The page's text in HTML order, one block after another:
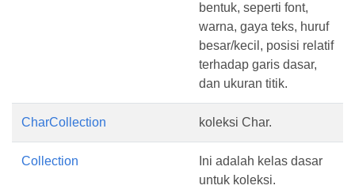
bentuk, seperti font,
warna, gaya teks, huruf
besar/kecil, posisi relatif
terhadap garis dasar,
dan ukuran titik.
CharCollection koleksi Char.
Collection
Ini adalah kelas dasar
untuk koleksi.